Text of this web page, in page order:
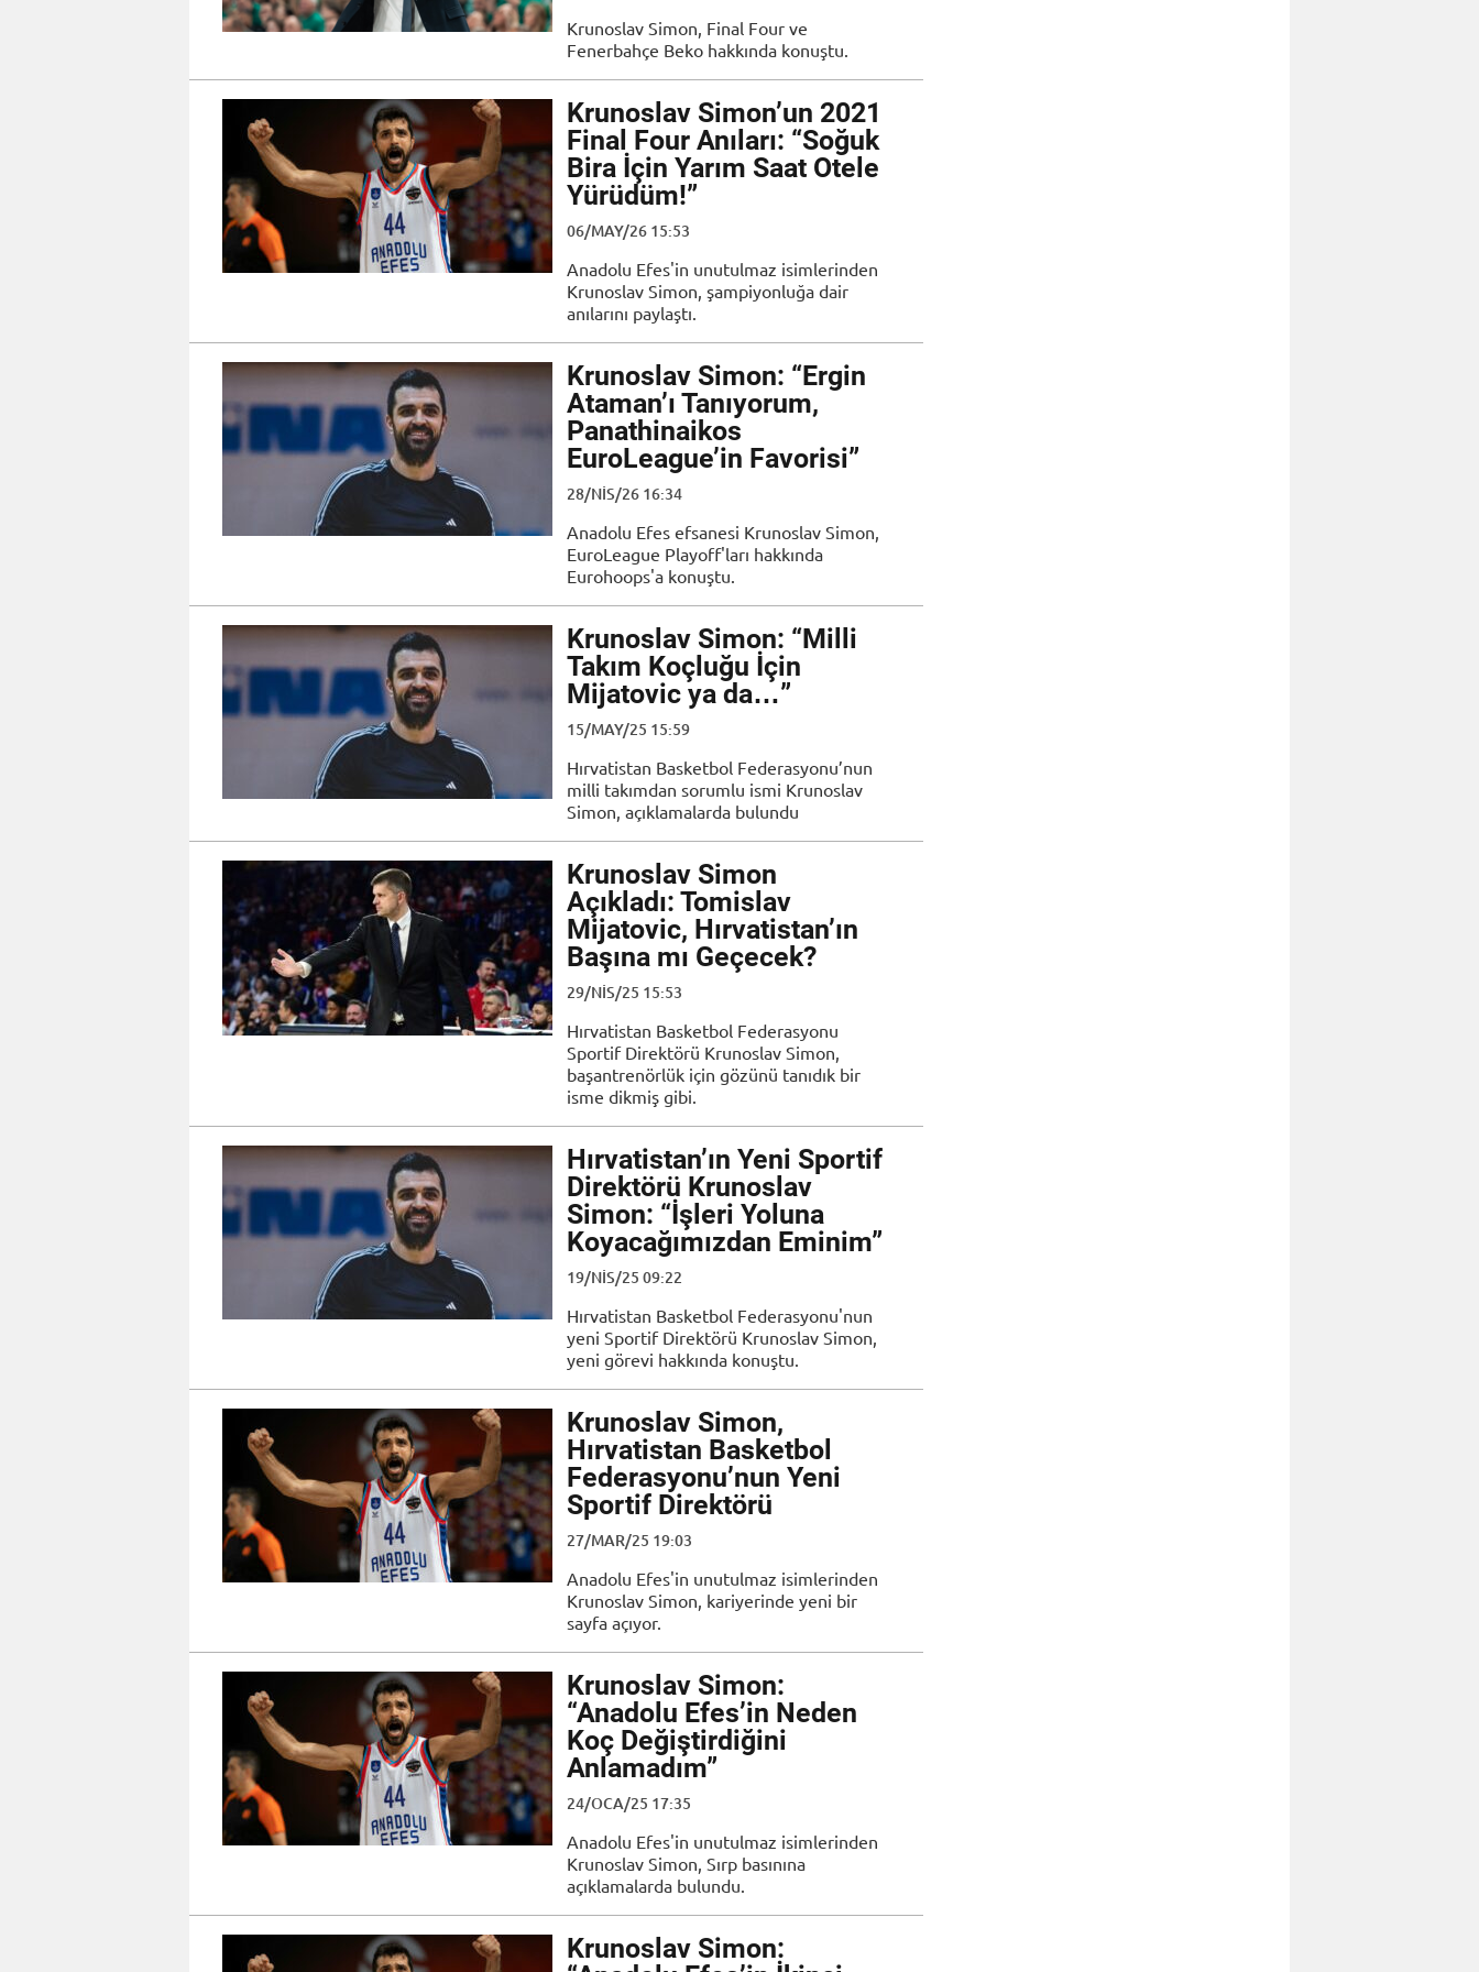
Krunoslav Simon, Final Four ve
Fenerbahçe Beko hakkında konuştu.
Krunoslav Simon’un 2021
Final Four Anıları: “Soğuk
Bira İçin Yarım Saat Otele
Yürüdüm!”
06/MAY/26 15:53
Anadolu Efes'in unutulmaz isimlerinden
Krunoslav Simon, şampiyonluğa dair
anılarını paylaştı.
Krunoslav Simon: “Ergin
Ataman’ı Tanıyorum,
Panathinaikos
EuroLeague’in Favorisi”
28/NIS/26 16:34
Anadolu Efes efsanesi Krunoslav Simon,
EuroLeague Playoff'ları hakkında
Eurohoops'a konuştu.
Krunoslav Simon: “Milli
Takım Koçluğu İçin
Mijatovic ya da…”
15/MAY/25 15:59
Hırvatistan Basketbol Federasyonu’nun
milli takımdan sorumlu ismi Krunoslav
Simon, açıklamalarda bulundu
Krunoslav Simon
Açıkladı: Tomislav
Mijatovic, Hırvatistan’ın
Başına mı Geçecek?
29/NIS/25 15:53
Hırvatistan Basketbol Federasyonu
Sportif Direktörü Krunoslav Simon,
başantrenörlük için gözünü tanıdık bir
isme dikmiş gibi.
Hırvatistan’ın Yeni Sportif
Direktörü Krunoslav
Simon: “İşleri Yoluna
Koyacağımızdan Eminim”
19/NIS/25 09:22
Hırvatistan Basketbol Federasyonu'nun
yeni Sportif Direktörü Krunoslav Simon,
yeni görevi hakkında konuştu.
Krunoslav Simon,
Hırvatistan Basketbol
Federasyonu’nun Yeni
Sportif Direktörü
27/MAR/25 19:03
Anadolu Efes'in unutulmaz isimlerinden
Krunoslav Simon, kariyerinde yeni bir
sayfa açıyor.
Krunoslav Simon:
“Anadolu Efes’in Neden
Koç Değiştirdiğini
Anlamadım”
24/OCA/25 17:35
Anadolu Efes'in unutulmaz isimlerinden
Krunoslav Simon, Sırp basınına
açıklamalarda bulundu.
Krunoslav Simon: